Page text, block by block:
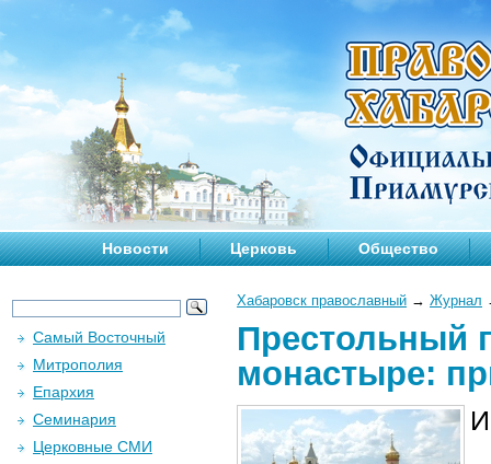
Новости Церковь Общество
Хабаровск православный → Журнал
Престольный
монастыре:
Самый Восточный
Митрополия
Епархия
Семинария
Церковные СМИ